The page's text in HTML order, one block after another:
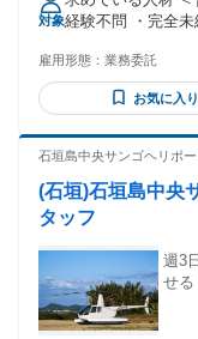
対象経験不問 ・完全
中の方＞ ・配送業経
の方 ・運転免許証取得 3年以上の方 ＜以下のよ
・車の運転が好
の転職者も大歓迎
タッフ ・食品製
センター などの異業
豊見城市、浦添市、 西原町、与那原町、 うるま市、名
那覇市、宜野湾市に お住まいの方などが 活躍中です！
物ドライバー、 配
送、 軽貨物配送、
雇用形態： 業務委託
お気に入り
石垣島中央サンゴヘリポー
(石垣)石垣島中央
タッフ
週3
せる